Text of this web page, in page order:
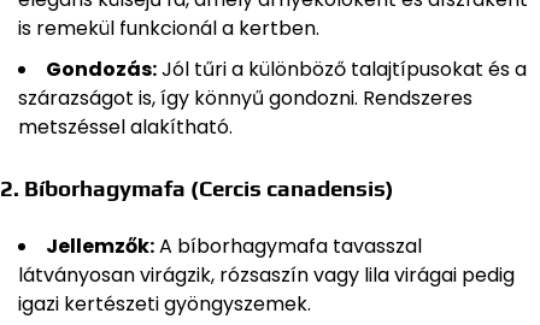
is remekül funkcionál a kertben.
Gondozás:Jól tűri a különböző talajtípusokat és a
szárazságot is, így könnyű gondozni. Rendszeres
metszéssel alakítható.
2. Bíborhagymafa (Cercis canadensis)
Jellemzők:A bíborhagymafa tavasszal
látványosan virágzik, rózsaszín vagy lila virágai pedig
igazi kertészeti gyöngyszemek.